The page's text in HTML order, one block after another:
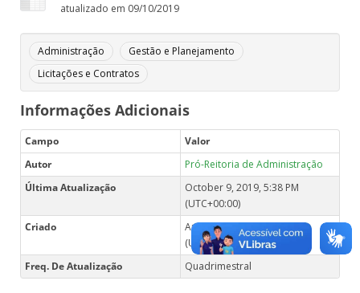
atualizado em 09/10/2019
Administração
Gestão e Planejamento
Licitações e Contratos
Informações Adicionais
Campo
Valor
Autor
Pró-Reitoria de Administração
Última Atualização
October 9, 2019, 5:38 PM
(UTC+00:00)
Criado
August 2, 2017, 5:52 PM
(UTC+00:00)
Freq. De Atualização
Quadrimestral